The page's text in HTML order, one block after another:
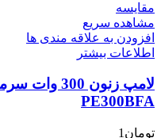
مقایسه
مشاهده سریع
افزودن به علاقه مندی ها
اطلاعات بیشتر
PE300BFA
تومان 1